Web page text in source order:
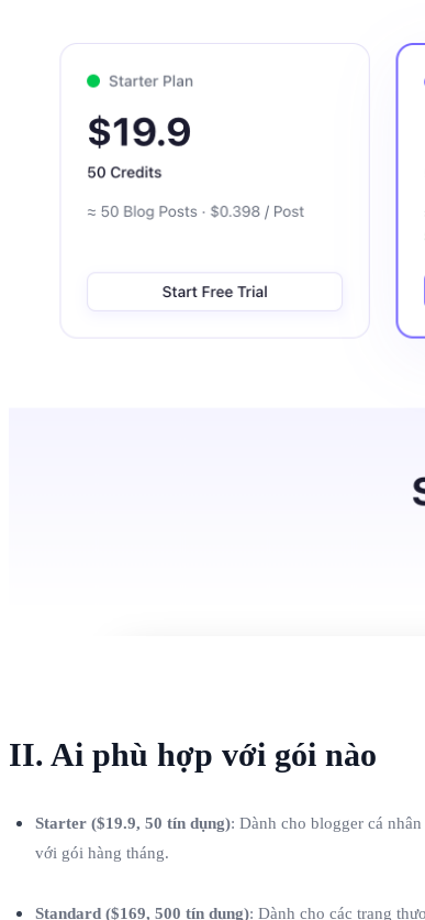
II. Ai phù hợp với gói nào
Starter ($19.9, 50 tín dụng): Dành cho blogger cá
với gói hàng tháng.
Standard ($169, 500 tín dụng): Dành cho các trang